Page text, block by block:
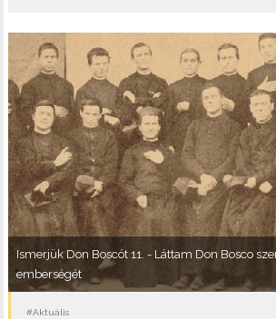
Ismerjük Don Boscót 11. - Láttam Don Bosco
emberségét
#Aktuális